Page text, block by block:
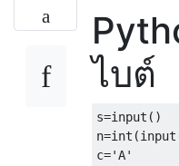
ไบต์
s=input()
c='A'